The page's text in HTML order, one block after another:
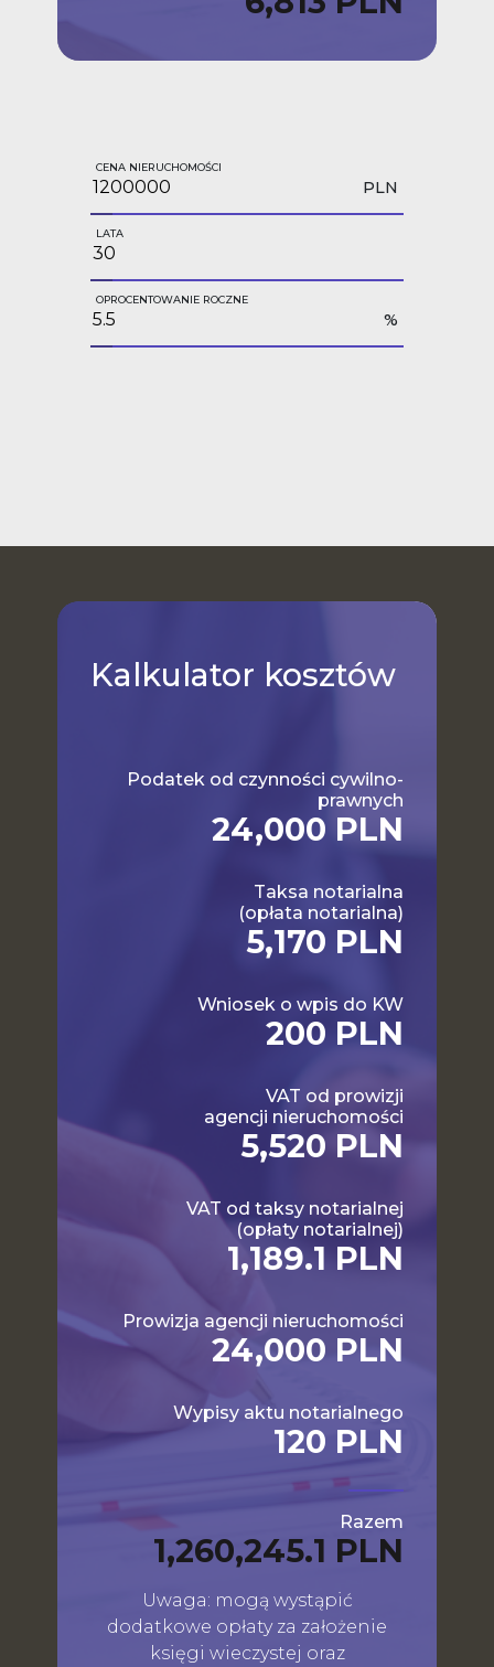
CENA NIERUCHOMOŚCI
PLN
LATA
OPROCENTOWANIE ROCZNE
%
Kalkulator kosztów
Podatek od czynności cywilno-
prawnych
24,000 PLN
Taksa notarialna
(opłata notarialna)
5,170 PLN
Wniosek o wpis do KW
200 PLN
VAT od prowizji
agencji nieruchomości
5,520 PLN
VAT od taksy notarialnej
(opłaty notarialnej)
1,189.1 PLN
Prowizja agencji nieruchomości
24,000 PLN
Wypisy aktu notarialnego
120 PLN
Razem
1,260,245.1 PLN
Uwaga: mogą wystąpić
dodatkowe opłaty za założenie
księgi wieczystej oraz